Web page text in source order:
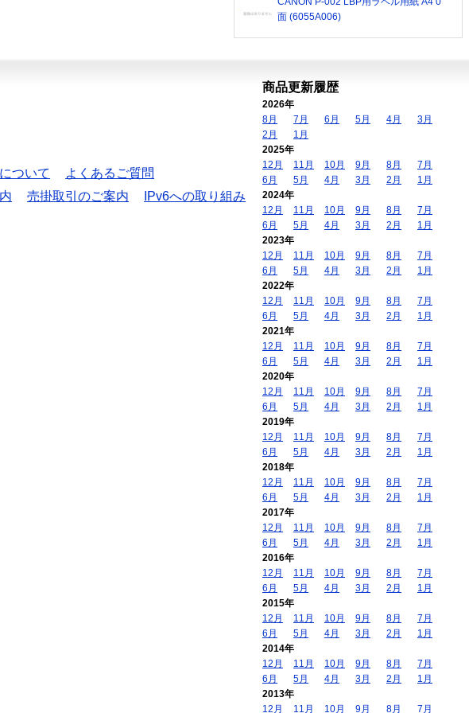
面 (6055A006)
ついて
よくあるご質問
売掛取引のご案内
IPv6への取り組み
商品更新履歴
2026年
8月
7月 6月 5月 4月
3月
2月
1月
2025年
12月
11月 10月 9月 8月
7月
6月
5月 4月 3月 2月
1月
2024年
12月
11月 10月 9月 8月
7月
6月
5月 4月 3月 2月
1月
2023年
12月
11月 10月 9月 8月
7月
6月
5月 4月 3月 2月
1月
2022年
12月
11月 10月 9月 8月
7月
6月
5月 4月 3月 2月
1月
2021年
12月
11月 10月 9月 8月
7月
6月
5月 4月 3月 2月
1月
2020年
12月
11月 10月 9月 8月
7月
6月
5月 4月 3月 2月
1月
2019年
12月
11月 10月 9月 8月
7月
6月
5月 4月 3月 2月
1月
2018年
12月
11月 10月 9月 8月
7月
6月
5月 4月 3月 2月
1月
2017年
12月
11月 10月 9月 8月
7月
6月
5月 4月 3月 2月
1月
2016年
12月
11月 10月 9月 8月
7月
6月
5月 4月 3月 2月
1月
2015年
12月
11月 10月 9月 8月
7月
6月
5月 4月 3月 2月
1月
2014年
12月
11月 10月 9月 8月
7月
6月
5月 4月 3月 2月
1月
2013年
12月
11月 10月 9月 8月 7月